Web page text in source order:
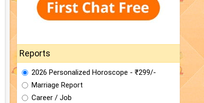
Reports
2026 Personalized Horoscope - ₹299/-
Marriage Report
Career / Job